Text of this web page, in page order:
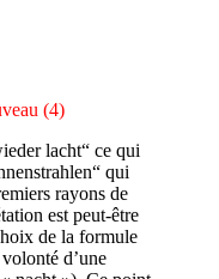
(4)
lacht“ ce qui
qui
rayons de
est peut-être
de la formule
d’une